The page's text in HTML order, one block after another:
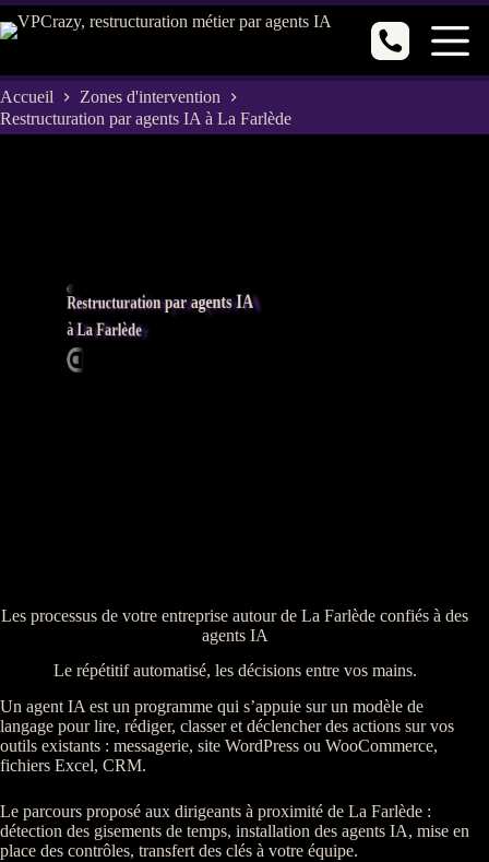
Passer
au
Accueil
Zones d'intervention
Restructuration par agents IA à La Farlède
Restructuration par agents IA
à La Farlède
Les processus de votre entreprise autour de La Farlède confiés à des
agents IA
Le répétitif automatisé, les décisions entre vos mains.
Un agent IA est un programme qui s’appuie sur un modèle de
langage pour lire, rédiger, classer et déclencher des actions sur vos
outils existants : messagerie, site WordPress ou WooCommerce,
fichiers Excel, CRM.
Le parcours proposé aux dirigeants à proximité de La Farlède :
détection des gisements de temps, installation des agents IA, mise en
place des contrôles, transfert des clés à votre équipe.